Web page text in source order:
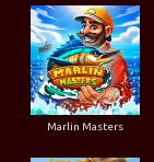
Marlin Masters